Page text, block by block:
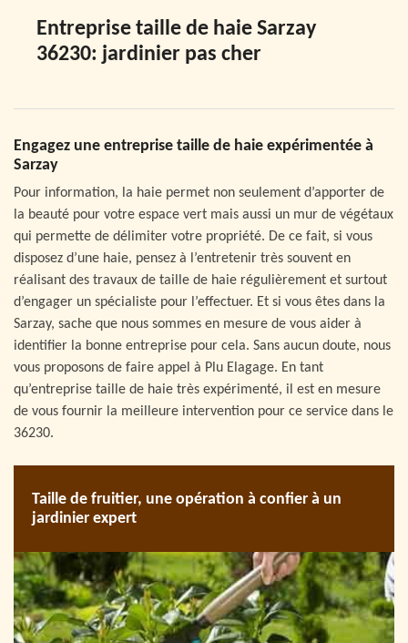
Entreprise taille de haie Sarzay
36230: jardinier pas cher
Engagez une entreprise taille de haie expérimentée à
Sarzay
Pour information, la haie permet non seulement d’apporter de
la beauté pour votre espace vert mais aussi un mur de végétaux
qui permette de délimiter votre propriété. De ce fait, si vous
disposez d’une haie, pensez à l’entretenir très souvent en
réalisant des travaux de taille de haie régulièrement et surtout
d’engager un spécialiste pour l’effectuer. Et si vous êtes dans la
Sarzay, sache que nous sommes en mesure de vous aider à
identifier la bonne entreprise pour cela. Sans aucun doute, nous
vous proposons de faire appel à Plu Elagage. En tant
qu’entreprise taille de haie très expérimenté, il est en mesure
de vous fournir la meilleure intervention pour ce service dans le
36230.
Taille de fruitier, une opération à confier à un
jardinier expert